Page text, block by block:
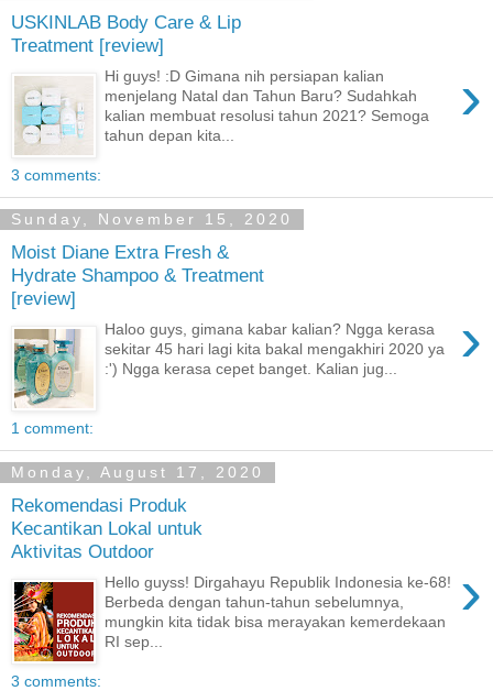
USKINLAB Body Care & Lip
Treatment [review]
›
Hi guys! :D Gimana nih persiapan kalian
menjelang Natal dan Tahun Baru? Sudahkah
kalian membuat resolusi tahun 2021? Semoga
tahun depan kita...
3 comments:
Sunday, November 15, 2020
Moist Diane Extra Fresh &
Hydrate Shampoo & Treatment
[review]
›
Haloo guys, gimana kabar kalian? Ngga kerasa
sekitar 45 hari lagi kita bakal mengakhiri 2020 ya
:') Ngga kerasa cepet banget. Kalian jug...
1 comment:
Monday, August 17, 2020
Rekomendasi Produk
Kecantikan Lokal untuk
Aktivitas Outdoor
›
Hello guyss! Dirgahayu Republik Indonesia ke-68!
Berbeda dengan tahun-tahun sebelumnya,
mungkin kita tidak bisa merayakan kemerdekaan
RI sep...
3 comments: